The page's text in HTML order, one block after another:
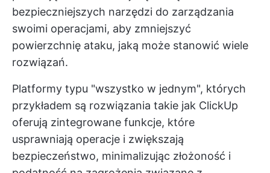
bezpieczniejszych narzędzi do zarządzania
swoimi operacjami, aby zmniejszyć
powierzchnię ataku, jaką może stanowić wiele
rozwiązań.
Platformy typu "wszystko w jednym", których
przykładem są rozwiązania takie jak ClickUp
oferują zintegrowane funkcje, które
usprawniają operacje i zwiększają
bezpieczeństwo, minimalizując złożoność i